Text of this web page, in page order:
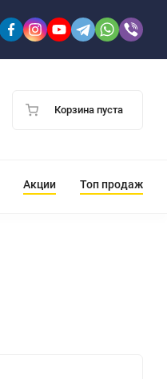
Корзина пуста
Акции Топ продаж